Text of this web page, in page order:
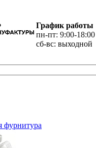
График работы
пн-пт: 9:00-18:00
сб-вс: выходной
фурнитура